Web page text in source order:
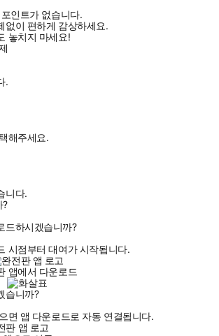
인트가 없습니다.
없이 편하게 감상하세요.
놓치지 마세요!
.
해주세요.
니다.
?
드하시겠습니까?
시점부터 대여가 시작됩니다.
앱에서 다운로드
습니까?
면 앱 다운로드로 자동 연결됩니다.